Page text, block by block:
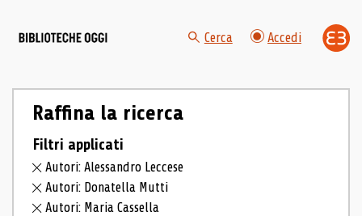
Cerca Accedi
Raffina la ricerca
Filtri applicati
Autori: Alessandro Leccese
Autori: Donatella Mutti
Autori: Maria Cassella